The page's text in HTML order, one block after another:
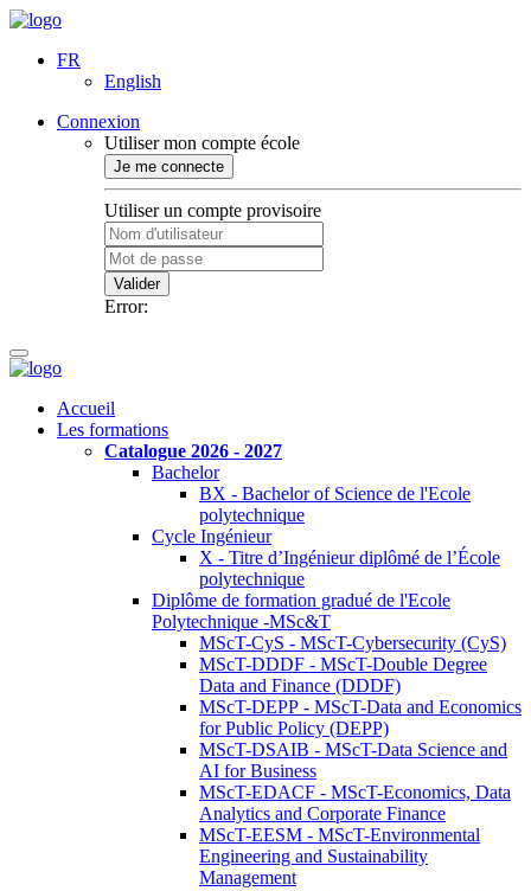
FR
English
Connexion
Utiliser mon compte école
Je me connecte
Utiliser un compte provisoire
Valider
Error:
Accueil
Les formations
Catalogue 2026 - 2027
Bachelor
BX - Bachelor of Science de l'Ecole
polytechnique
Cycle Ingénieur
X - Titre d’Ingénieur diplômé de l’École
polytechnique
Diplôme de formation gradué de l'Ecole
Polytechnique -MSc&T
MScT-CyS - MScT-Cybersecurity (CyS)
MScT-DDDF - MScT-Double Degree
Data and Finance (DDDF)
MScT-DEPP - MScT-Data and Economics
for Public Policy (DEPP)
MScT-DSAIB - MScT-Data Science and
AI for Business
MScT-EDACF - MScT-Economics, Data
Analytics and Corporate Finance
MScT-EESM - MScT-Environmental
Engineering and Sustainability
Management